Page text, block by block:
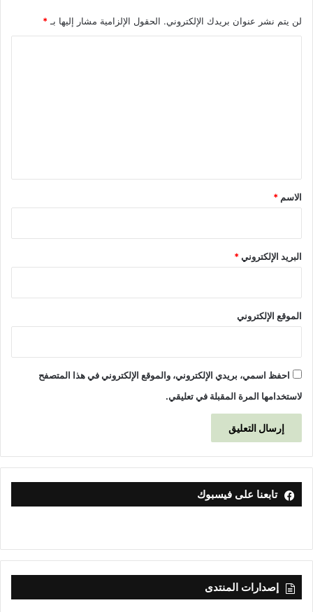
لن يتم نشر عنوان بريدك الإلكتروني. الحقول الإلزامية مشار إليها بـ *
*
الاسم *
البريد الإلكتروني*
الموقع الإلكتروني
احفظ اسمي، بريدي الإلكتروني، والموقع الإلكتروني في هذا المتصفح
لاستخدامها المرة المقبلة في تعليقي.
تابعنا على فيسبوك
إصدارات المنتدى